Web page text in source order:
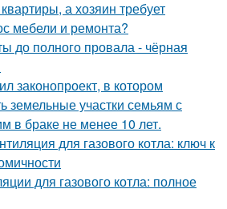
а хозяин требует
мебели и ремонта?
до полного провала - чёрная
законопроект, в котором
земельные участки семьям с
в браке не менее 10 лет.
для газового котла: ключ к
для газового котла: полное